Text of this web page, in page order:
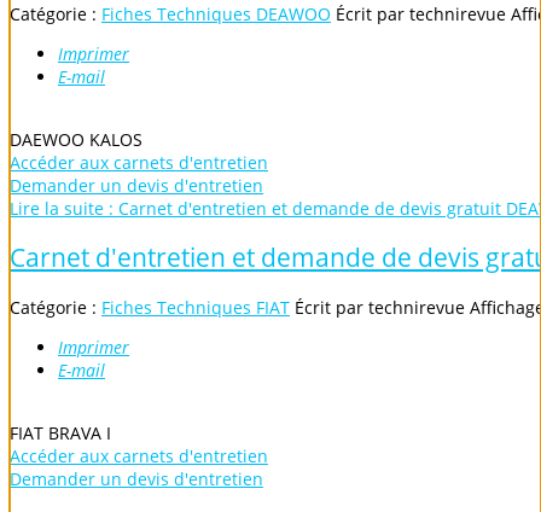
Catégorie : Fiches Techniques DEAWOO Écrit par technirevue
Imprimer
E-mail
DAEWOO KALOS
Accéder aux carnets d'entretien
Demander un devis d'entretien
Lire la suite : Carnet d'entretien et demande de devis gratuit
Carnet d'entretien et demande de devis
Catégorie : Fiches Techniques FIAT Écrit par technirevue
Imprimer
E-mail
FIAT BRAVA I
Accéder aux carnets d'entretien
Demander un devis d'entretien